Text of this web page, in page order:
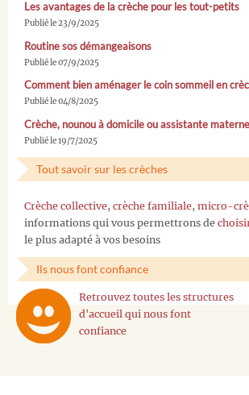
Les avantages de la crèche pour les tout-petits
Publié le 23/9/2025
Routine sos démangeaisons
Publié le 07/9/2025
Comment bien aménager le coin sommeil en
Publié le 04/8/2025
Crèche, nounou à domicile ou assistante
Publié le 19/7/2025
Tout savoir sur les crèches
Crèche collective, crèche familiale, micro-
informations qui vous permettrons de
le plus adapté à vos besoins
Ils nous font confiance
Retrouvez toutes les structures
d'accueil qui nous font
confiance